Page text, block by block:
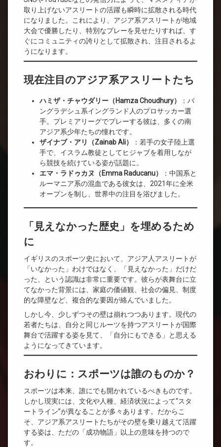
取り上げないアスリートの活躍も瞬時に拡散される時代
になりました。これにより、アジア系アスリートが地域
大会で優勝したり、特別なプレーを見せたりすれば、す
ぐにコミュニティの誇りとして拡散され、注目されるよ
うになります。
現在注目のアジア系アスリートたち
ハミザ・チャウダリー（Hamza Choudhury）
：バ
ングラデシュ系イングランド人のプロサッカー選
手。プレミアリーグでプレーする彼は、多くの南
アジア系少年たちの憧れです。
ザイナブ・アリ（Zainab Ali）
：若手の女子陸上選
手で、イスラム教徒としてヒジャブを着用しなが
ら競技を続けている姿が話題に。
エマ・ラドゥカヌ（Emma Raducanu）
：中国系と
ルーマニア系の混血である彼女は、2021年に全米
オープンを制し、世界中の注目を浴びました。
「見えなかった歴史」を埋めるため
に
イギリスのスポーツ史において、アジア人アスリートが
「いなかった」わけではなく、「見えなかった」だけだ
った、という認識は非常に重要です。彼らが表舞台に立
てなかった背景には、家庭の価値観、社会の偏見、制度
的な障壁など、複合的な要因が絡んでいました。
しかし今、少しずつその壁は崩れつつあります。現代の
若者たちは、自分と同じルーツを持つアスリートが国際
舞台で活躍する姿を見て、「自分にもできる」と思える
ようになってきています。
おわりに：スポーツは誰のものか？
スポーツは本来、誰にでも開かれているべきものです。
しかし現実には、文化や人種、経済状況によって“スタ
ートライン”が異なることが多々あります。だからこ
そ、アジア系アスリートたちがその壁を乗り越えて活躍
する姿は、ただの「成功物語」以上の意味を持つので
す。